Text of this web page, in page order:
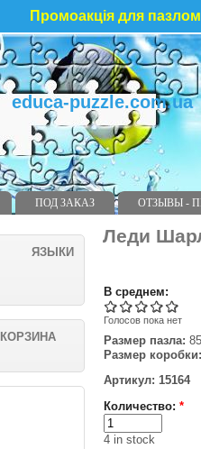
Промоакція для
educa-puzzle.com.ua
ПОД ЗАКАЗ ОТЗЫВЫ -
Леди
В среднем:
Голосов пока нет
Размер пазла:
Размер коробки:
Артикул: 15164
Количество: *
4 in stock
ЯЗЫКИ
КОРЗИНА